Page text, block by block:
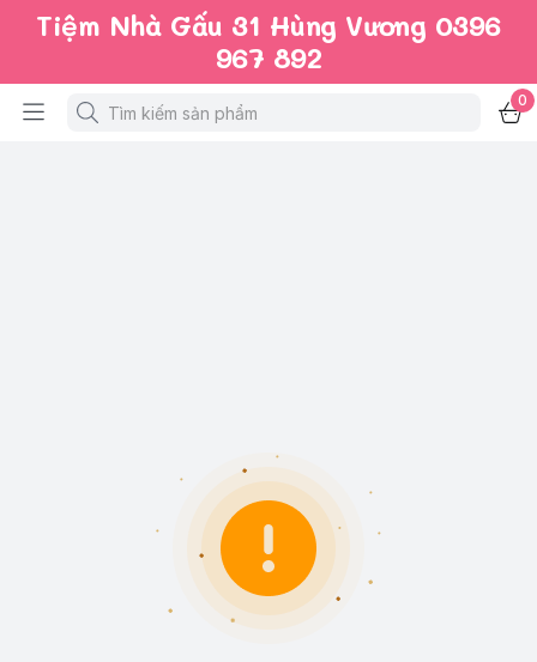
Tiệm Nhà Gấu 31 Hùng Vương 0396
967 892
0